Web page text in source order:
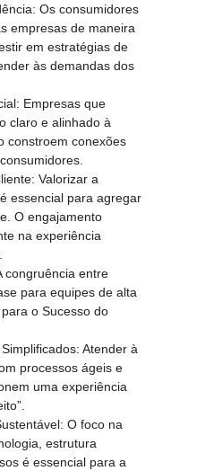
Os consumidores
empresas de maneira
em estratégias de
às demandas dos
Empresas que
claro e alinhado à
constroem conexões
Valorizar a
essencial para agregar
O engajamento
na experiência
congruência entre
para equipes de alta
o Sucesso do
Atender à
processos ágeis e
uma experiência
O foco na
estrutura
é essencial para a